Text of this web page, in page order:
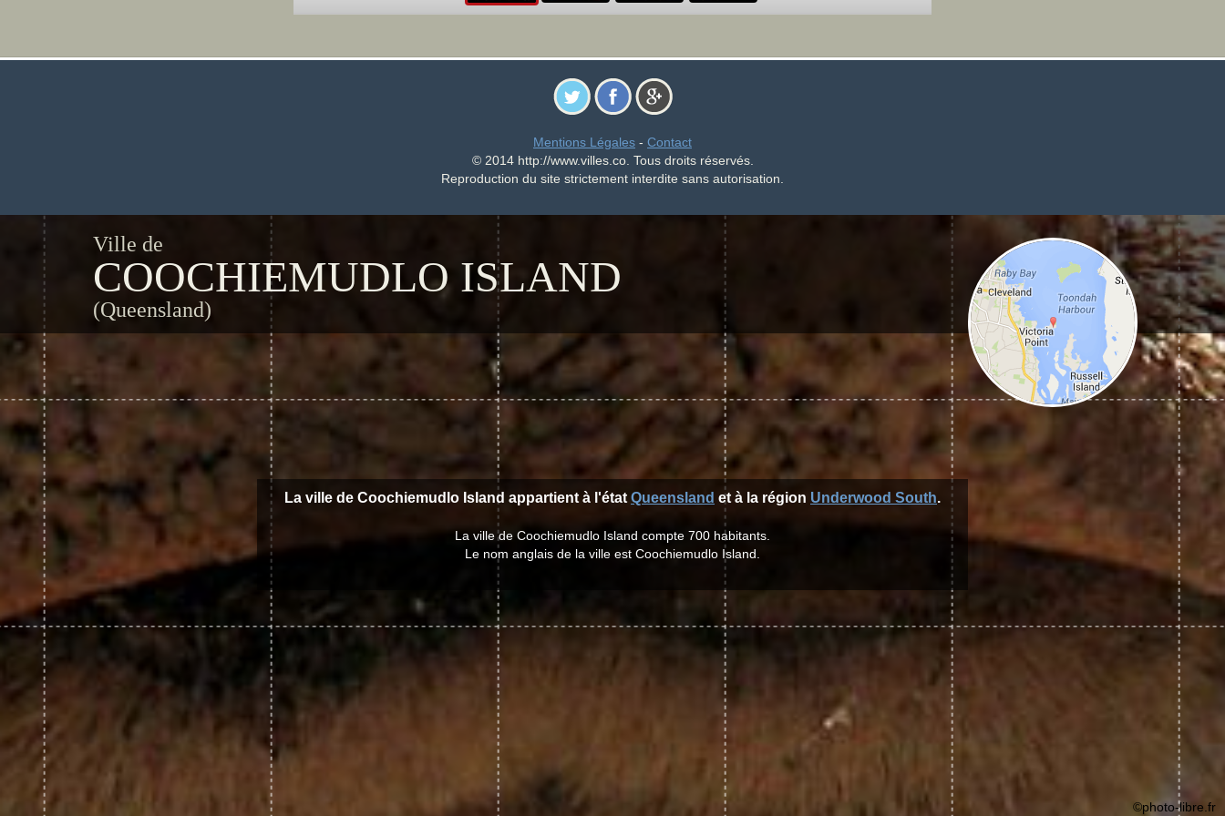
Mentions Légales - Contact
© 2014 http://www.villes.co. Tous droits réservés.
Reproduction du site strictement interdite sans autorisation.
Ville de
COOCHIEMUDLO ISLAND
(Queensland)
La ville de Coochiemudlo Island appartient à l'étatQueensland et à la région Underwood South.
La ville de Coochiemudlo Island compte 700 habitants.
Le nom anglais de la ville est Coochiemudlo Island.
©photo-libre.fr